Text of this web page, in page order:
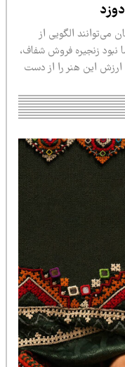
الگویی از
زنجیره فروش شفاف،
هنر را از دست